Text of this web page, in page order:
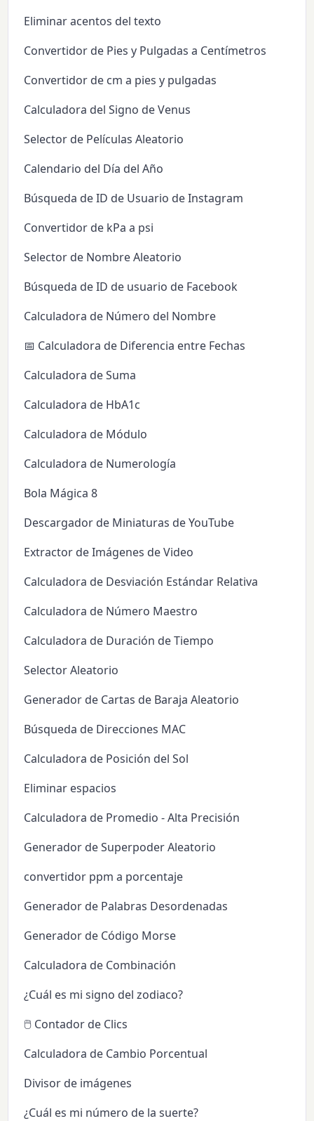
Eliminar acentos del texto
Convertidor de Pies y Pulgadas a Centímetros
Convertidor de cm a pies y pulgadas
Calculadora del Signo de Venus
Selector de Películas Aleatorio
Calendario del Día del Año
Búsqueda de ID de Usuario de Instagram
Convertidor de kPa a psi
Selector de Nombre Aleatorio
Búsqueda de ID de usuario de Facebook
Calculadora de Número del Nombre
📅 Calculadora de Diferencia entre Fechas
Calculadora de Suma
Calculadora de HbA1c
Calculadora de Módulo
Calculadora de Numerología
Bola Mágica 8
Descargador de Miniaturas de YouTube
Extractor de Imágenes de Video
Calculadora de Desviación Estándar Relativa
Calculadora de Número Maestro
Calculadora de Duración de Tiempo
Selector Aleatorio
Generador de Cartas de Baraja Aleatorio
Búsqueda de Direcciones MAC
Calculadora de Posición del Sol
Eliminar espacios
Calculadora de Promedio - Alta Precisión
Generador de Superpoder Aleatorio
convertidor ppm a porcentaje
Generador de Palabras Desordenadas
Generador de Código Morse
Calculadora de Combinación
¿Cuál es mi signo del zodiaco?
🖱️ Contador de Clics
Calculadora de Cambio Porcentual
Divisor de imágenes
¿Cuál es mi número de la suerte?